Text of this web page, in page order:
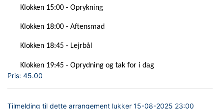
Klokken 15:00 - Oprykning
Klokken 18:00 - Aftensmad
Klokken 18:45 - Lejrbål
Klokken 19:45 - Oprydning og tak for i dag
Pris: 45.00
Tilmelding til dette arrangement lukker 15-08-2025 23:00